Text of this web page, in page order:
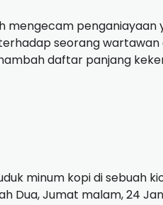
mengecam penganiayaan
seorang wartawan
daftar panjang
minum kopi di sebuah
Dua, Jumat malam, 24